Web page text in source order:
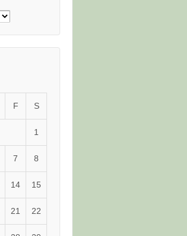
F S
1
7 8
14 15
21 22